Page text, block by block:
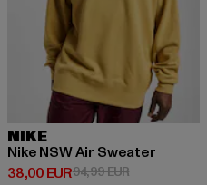
EUR
NIKE
Nike NSW Air Sweater
38,00 EUR
Derzeitiger Preis: 38,00 EUR
94,99 EURAktionspreis: